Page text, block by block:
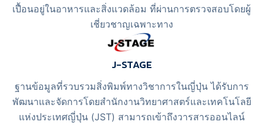
เปื้อนอยู่ในอาหารและสิ่งแวดล้อม ที่ผ่านการตรวจสอบโดยผู้
เชี่ยวชาญเฉพาะทาง
J-STAGE
ฐานข้อมูลที่รวบรวมสิ่งพิมพ์ทางวิชาการในญี่ปุ่น ได้รับการ
พัฒนาและจัดการโดยสำนักงานวิทยาศาสตร์และเทคโนโลยี
แห่งประเทศญี่ปุ่น (JST) สามารถเข้าถึงวารสารออนไลน์